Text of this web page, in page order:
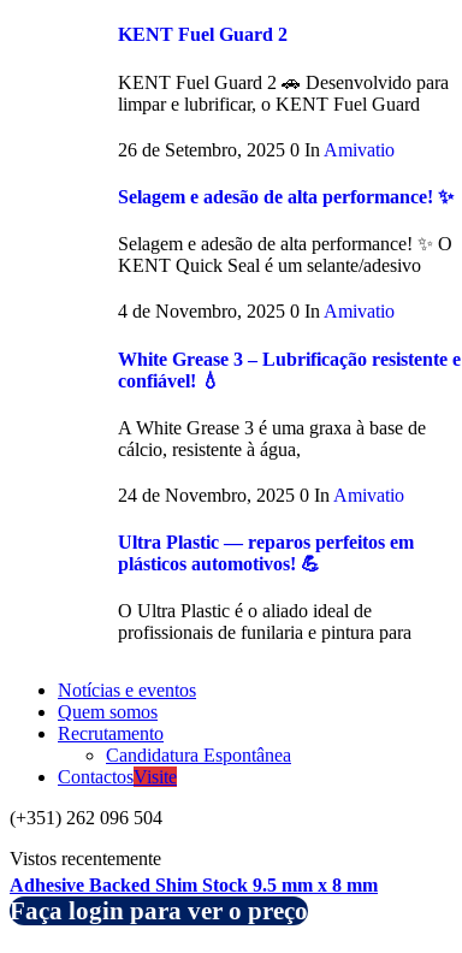
KENT Fuel Guard 2
KENT Fuel Guard 2 🚗 Desenvolvido para
limpar e lubrificar, o KENT Fuel Guard
26 de Setembro, 2025 0 In Amivatio
Selagem e adesão de alta performance! ✨
Selagem e adesão de alta performance! ✨ O
KENT Quick Seal é um selante/adesivo
4 de Novembro, 2025 0 In Amivatio
White Grease 3 – Lubrificação resistente e
confiável! 💧
A White Grease 3 é uma graxa à base de
cálcio, resistente à água,
24 de Novembro, 2025 0 In Amivatio
Ultra Plastic — reparos perfeitos em
plásticos automotivos! 💪
O Ultra Plastic é o aliado ideal de
profissionais de funilaria e pintura para
Notícias e eventos
Quem somos
Recrutamento
Candidatura Espontânea
ContactosVisite
(+351) 262 096 504
Vistos recentemente
Adhesive Backed Shim Stock 9.5 mm x 8 mm
Faça login para ver o preço